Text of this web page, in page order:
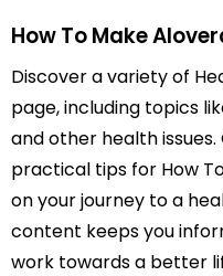
How To Make
Discover a variety of
page, including topics
and other health
practical tips for How
on your journey to a
content keeps you
work towards a better